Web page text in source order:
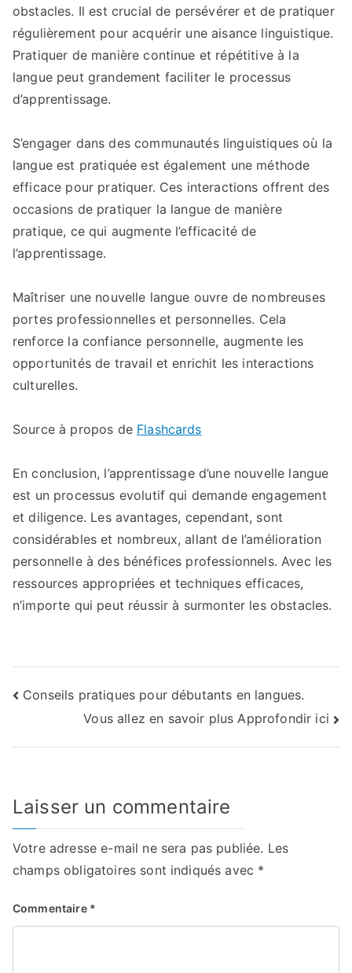
obstacles. Il est crucial de persévérer et de pratiquer
régulièrement pour acquérir une aisance linguistique.
Pratiquer de manière continue et répétitive à la
langue peut grandement faciliter le processus
d’apprentissage.
S’engager dans des communautés linguistiques où la
langue est pratiquée est également une méthode
efficace pour pratiquer. Ces interactions offrent des
occasions de pratiquer la langue de manière
pratique, ce qui augmente l’efficacité de
l’apprentissage.
Maîtriser une nouvelle langue ouvre de nombreuses
portes professionnelles et personnelles. Cela
renforce la confiance personnelle, augmente les
opportunités de travail et enrichit les interactions
culturelles.
Source à propos de Flashcards
En conclusion, l’apprentissage d’une nouvelle langue
est un processus evolutif qui demande engagement
et diligence. Les avantages, cependant, sont
considérables et nombreux, allant de l’amélioration
personnelle à des bénéfices professionnels. Avec les
ressources appropriées et techniques efficaces,
n’importe qui peut réussir à surmonter les obstacles.
Navigation
Conseils pratiques pour débutants en langues.
Vous allez en savoir plus Approfondir ici
Laisser un commentaire
Votre adresse e-mail ne sera pas publiée. Les
champs obligatoires sont indiqués avec *
Commentaire *